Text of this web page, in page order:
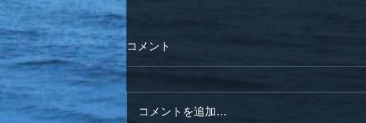
コメント
コメントを追加…